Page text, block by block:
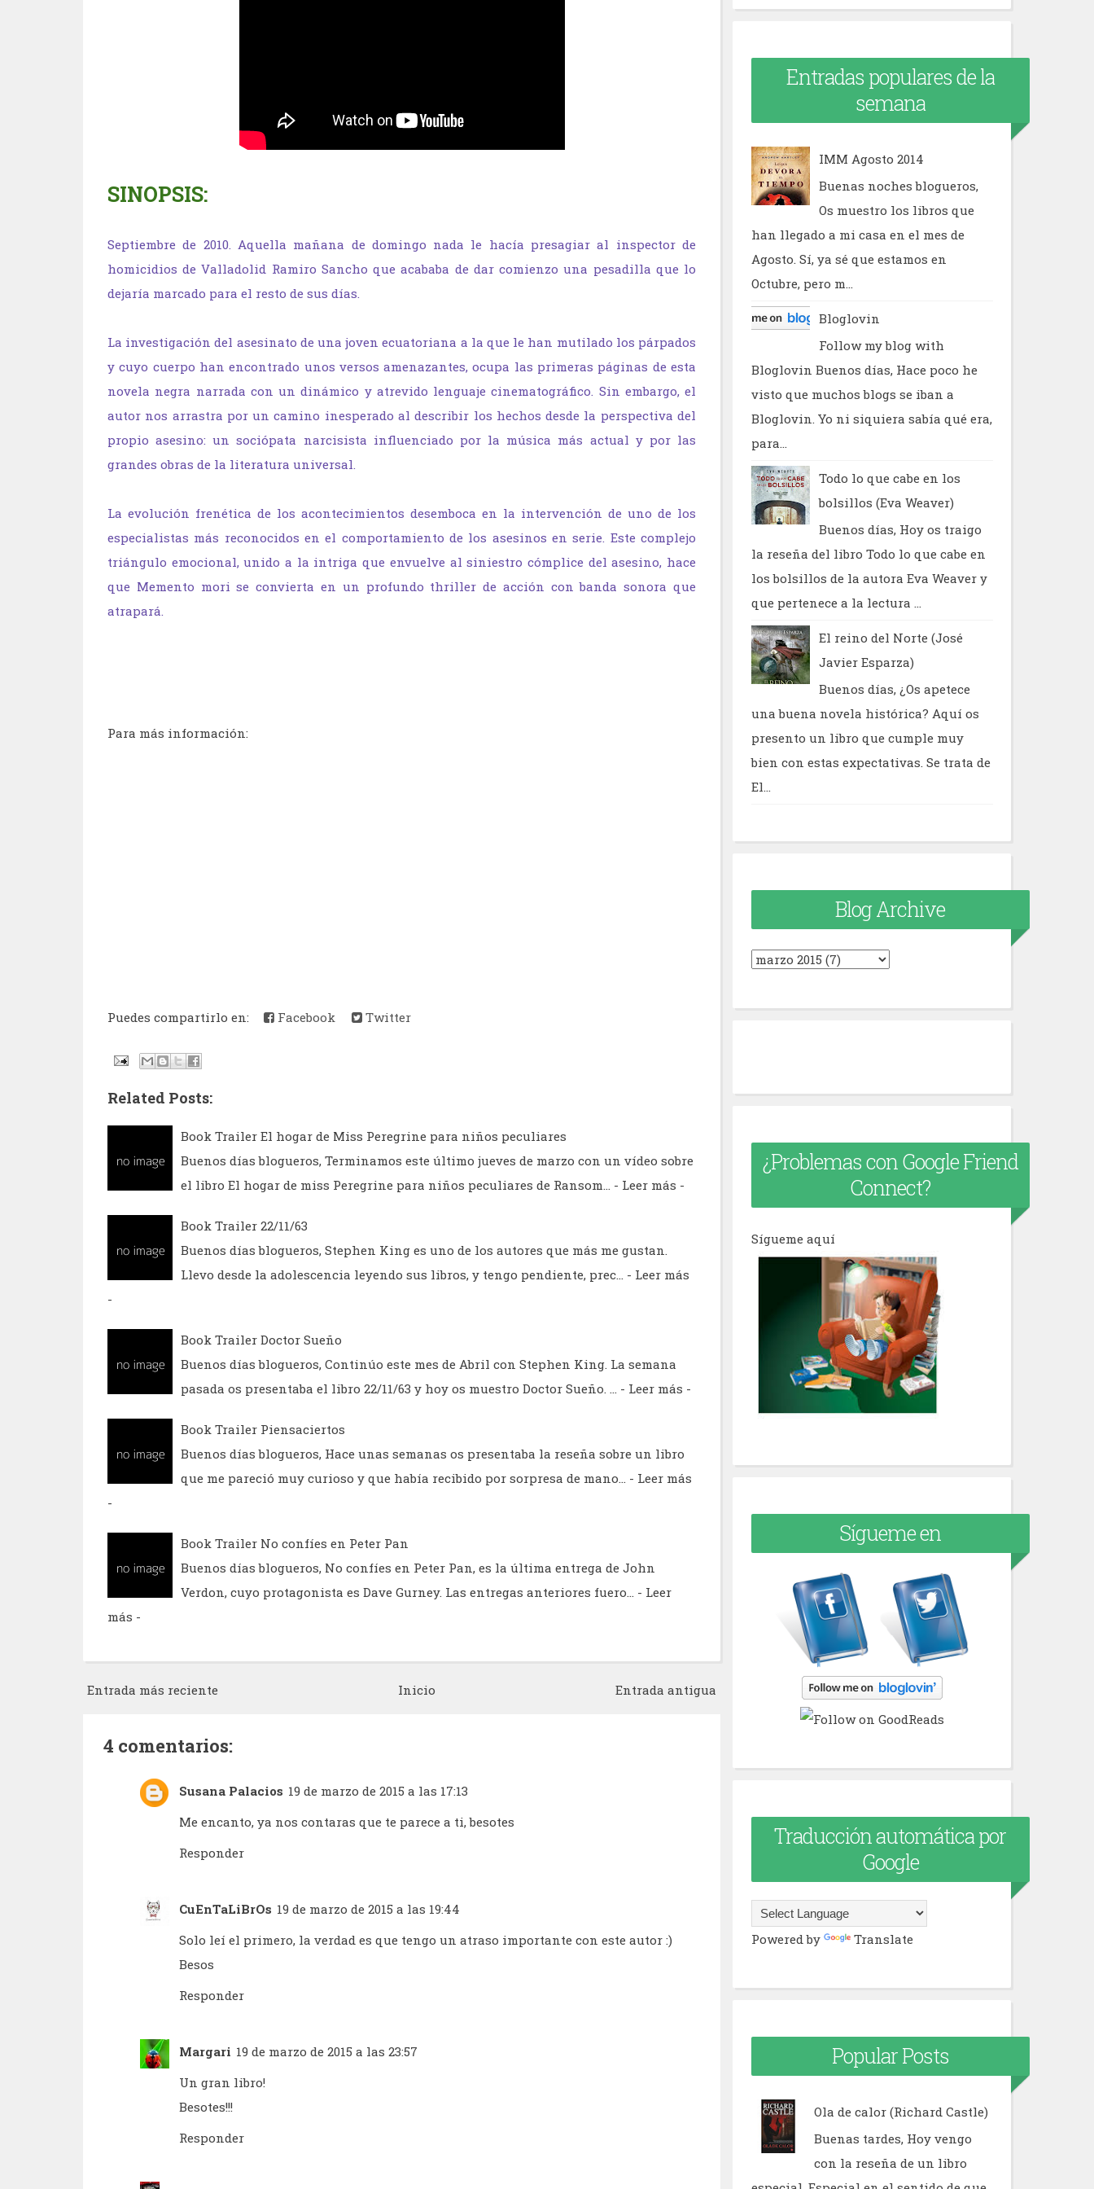
SINOPSIS:
Septiembre de 2010. Aquella mañana de domingo nada le hacía presagiar al inspector de
homicidios de Valladolid Ramiro San­cho que acababa de dar comienzo una pesadilla que lo
dejaría marcado para el resto de sus días.
La investigación del asesinato de una joven ecuatoria­na a la que le han mutilado los párpados
y cuyo cuer­po han encontrado unos versos amenazantes, ocupa las primeras páginas de esta
novela negra narrada con un dinámico y atrevido lenguaje cinematográfico. Sin embargo, el
autor nos arrastra por un camino inespe­rado al describir los hechos desde la perspectiva del
propio asesino: un sociópata narcisista influenciado por la música más actual y por las
grandes obras de la literatura universal.
La evolución frenética de los acontecimientos desem­boca en la intervención de uno de los
especialistas más reconocidos en el comportamiento de los ase­sinos en serie. Este complejo
triángulo emocional, unido a la intriga que envuelve al siniestro cómplice del asesino, hace
que Memento mori se convierta en un profundo thriller de acción con banda sonora que
atrapará.
Para más información:
Puedes compartirlo en: Facebook Twitter
Related Posts:
Book Trailer El hogar de Miss Peregrine para niños peculiares
Buenos días blogueros, Terminamos este último jueves de marzo con un vídeo sobre
el libro El hogar de miss Peregrine para niños peculiares de Ransom…
- Leer más -
Book Trailer 22/11/63
Buenos días blogueros, Stephen King es uno de los autores que más me gustan.
Llevo desde la adolescencia leyendo sus libros, y tengo pendiente, prec…
- Leer más
-
Book Trailer Doctor Sueño
Buenos días blogueros, Continúo este mes de Abril con Stephen King. La semana
pasada os presentaba el libro 22/11/63 y hoy os muestro Doctor Sueño. …
- Leer más -
Book Trailer Piensaciertos
Buenos días blogueros, Hace unas semanas os presentaba la reseña sobre un libro
que me pareció muy curioso y que había recibido por sorpresa de mano…
- Leer más
-
Book Trailer No confíes en Peter Pan
Buenos días blogueros, No confíes en Peter Pan, es la última entrega de John
Verdon, cuyo protagonista es Dave Gurney. Las entregas anteriores fuero…
- Leer
más -
Entrada más reciente Entrada antigua
Inicio
4 comentarios:
Susana Palacios 19 de marzo de 2015 a las 17:13
Me encanto, ya nos contaras que te parece a ti, besotes
Responder
CuEnTaLiBrOs 19 de marzo de 2015 a las 19:44
Solo leí el primero, la verdad es que tengo un atraso importante con este autor :)
Besos
Responder
Margari 19 de marzo de 2015 a las 23:57
Un gran libro!
Besotes!!!
Responder
Entradas populares de la
semana
IMM Agosto 2014
Buenas noches blogueros,
Os muestro los libros que
han llegado a mi casa en el mes de
Agosto. Sí, ya sé que estamos en
Octubre, pero m...
Bloglovin
Follow my blog with
Bloglovin Buenos días, Hace poco he
visto que muchos blogs se iban a
Bloglovin. Yo ni siquiera sabía qué era,
para...
Todo lo que cabe en los
bolsillos (Eva Weaver)
Buenos días, Hoy os traigo
la reseña del libro Todo lo que cabe en
los bolsillos de la autora Eva Weaver y
que pertenece a la lectura ...
El reino del Norte (José
Javier Esparza)
Buenos días, ¿Os apetece
una buena novela histórica? Aquí os
presento un libro que cumple muy
bien con estas expectativas. Se trata de
El...
Blog Archive
¿Problemas con Google Friend
Connect?
Sígueme aquí
Sígueme en
Traducción automática por
Google
Powered by Translate
Popular Posts
Ola de calor (Richard Castle)
Buenas tardes, Hoy vengo
con la reseña de un libro